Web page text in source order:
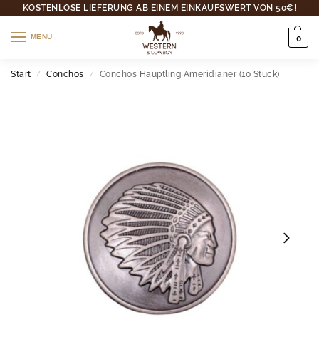
KOSTENLOSE LIEFERUNG AB EINEM EINKAUFSWERT VON 50€!
MENU 0
Start / Conchos / Conchos Häuptling Ameridianer (10 Stück)